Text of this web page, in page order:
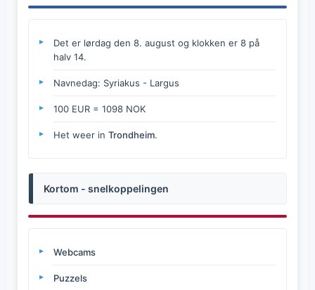
Det er lørdag den 8. august og klokken er 8 på
halv 14.
Navnedag: Syriakus - Largus
100 EUR = 1098 NOK
Het weer in Trondheim.
Kortom - snelkoppelingen
Webcams
Puzzels